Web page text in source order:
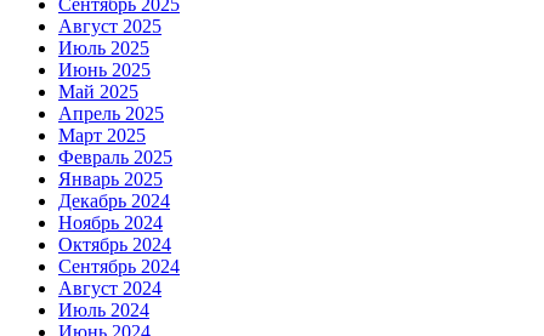
Сентябрь 2025
Август 2025
Июль 2025
Июнь 2025
Май 2025
Апрель 2025
Март 2025
Февраль 2025
Январь 2025
Декабрь 2024
Ноябрь 2024
Октябрь 2024
Сентябрь 2024
Август 2024
Июль 2024
Июнь 2024